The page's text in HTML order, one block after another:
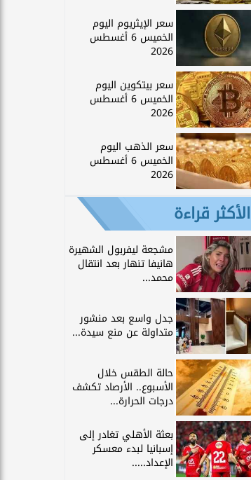
سعر الإيثريوم اليوم
الخميس 6 أغسطس
2026
سعر بيتكوين اليوم
الخميس 6 أغسطس
2026
سعر الذهب اليوم
الخميس 6 أغسطس
2026
الأكثر قراءة
مشجعة ليفربول الشهيرة
هانيفا تنهار بعد انتقال
محمد...
جدل واسع بعد منشور
متداولة عن منع سيدة...
حالة الطقس خلال
الأسبوع.. الأرصاد تكشف
درجات الحرارة...
بعثة الأهلي تغادر إلى
إسبانيا لبدء معسكر
الإعداد.....